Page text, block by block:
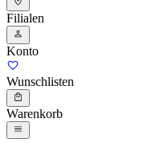
Filialen
Konto
Wunschlisten
Warenkorb